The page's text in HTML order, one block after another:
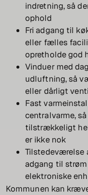
indretning, så
ophold
Fri adgang til
eller fælles
opretholde god
Vinduer med
udluftning, så
eller dårligt
Fast
centralvarme,
tilstrækkeligt
er ikke nok
Tilstedeværelse
adgang til
elektroniske
Kommunen kan